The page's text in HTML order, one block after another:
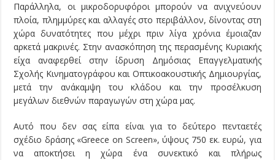
Παράλληλα, οι μικροδορυφόροι μπορούν να ανιχνεύουν
πλοία, πλημμύρες και αλλαγές στο περιβάλλον, δίνοντας στη
χώρα δυνατότητες που μέχρι πριν λίγα χρόνια έμοιαζαν
αρκετά μακρινές. Στην ανασκόπηση της περασμένης Κυριακής
είχα αναφερθεί στην ίδρυση Δημόσιας Επαγγελματικής
Σχολής Κινηματογράφου και Οπτικοακουστικής Δημιουργίας,
μετά την ανάκαμψη του κλάδου και την προσέλκυση
μεγάλων διεθνών παραγωγών στη χώρα μας.
Αυτό που δεν σας είπα είναι για το δεύτερο πενταετές
σχέδιο δράσης «Greece on Screen», ύψους 750 εκ. ευρώ, για
να αποκτήσει η χώρα ένα συνεκτικό και πλήρως